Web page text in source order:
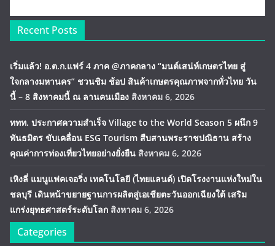
Recent Posts
เริ่มแล้ว! อ.ต.ก.แฟร์ 4 ภาค @ภาคกลาง “มนต์เสน่ห์เกษตรไทย สู่
ใจกลางมหานคร” ชวนชิม ช้อป สินค้าเกษตรคุณภาพจากทั่วไทย วัน
นี้ – 8 สิงหาคมนี้ ณ ลานคนเมือง สิงหาคม 6, 2026
ททท. ประกาศความสำเร็จ Village to the World Season 5 ผนึก 9
พันธมิตร ขับเคลื่อน ESG Tourism สืบสานพระราชปณิธาน สร้าง
คุณค่าการท่องเที่ยวไทยอย่างยั่งยืน สิงหาคม 6, 2026
เหิงลี่ แมนูแฟคเจอริ่ง เทคโนโลยี (ไทยแลนด์) เปิดโรงงานแห่งใหม่ใน
ชลบุรี เดินหน้าขยายฐานการผลิตสู่เอเชียตะวันออกเฉียงใต้ เสริม
แกร่งยุทธศาสตร์ระดับโลก สิงหาคม 6, 2026
Categories